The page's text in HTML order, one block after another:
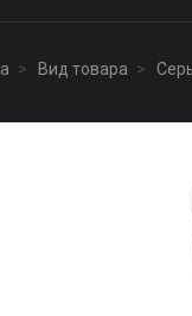
Вид товара